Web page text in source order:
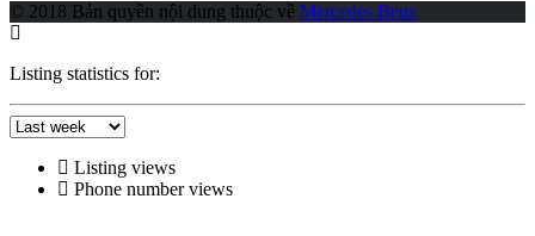
© 2018 Bản quyền nội dung thuộc về Mercedes Benz
Listing statistics for:
Listing views
Phone number views